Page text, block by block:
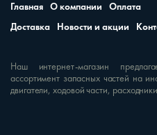
Главная О компании
Оплата
Доставка
Новости и акции
Наш интернет-магазин
ассортимент запасных частей на
двигатели, ходовой части,